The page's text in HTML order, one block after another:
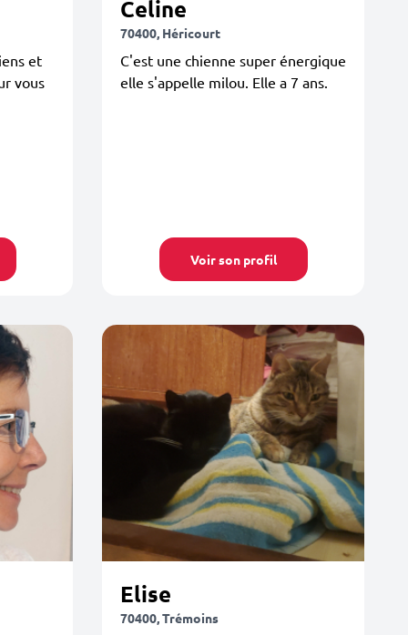
et
vous
Celine
70400, Héricourt
C'est une chienne super énergique
elle s'appelle milou. Elle a 7 ans.
Voir son profil
Elise
70400, Trémoins